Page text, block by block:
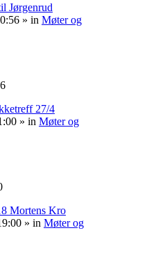
Jørgenrud
» in Møter og
27/4
» in Møter og
Mortens Kro
» in Møter og